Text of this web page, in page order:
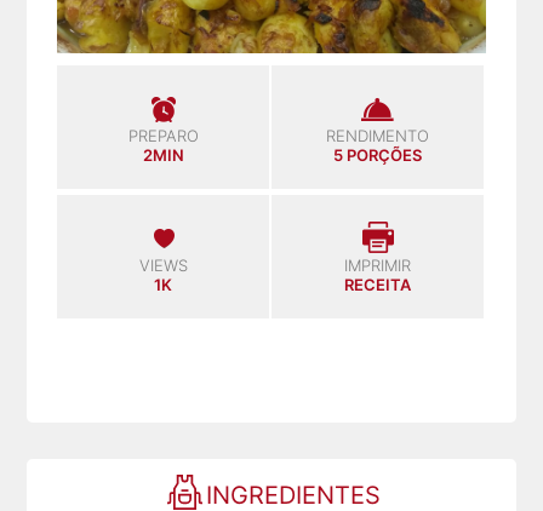
PREPARO
2MIN
RENDIMENTO
5 PORÇÕES
VIEWS
1K
IMPRIMIR
RECEITA
INGREDIENTES